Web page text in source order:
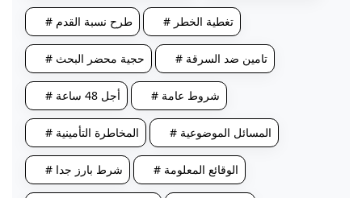
# طرح نسبة القدم # تغطية الخطر
# حجية محضر البحث # تامين ضد السرقة
# أجل 48 ساعة # شروط عامة
# المخاطرة التأمينية # المسائل الموضوعية
# شرط بارز جدا # الوقائع المعلومة